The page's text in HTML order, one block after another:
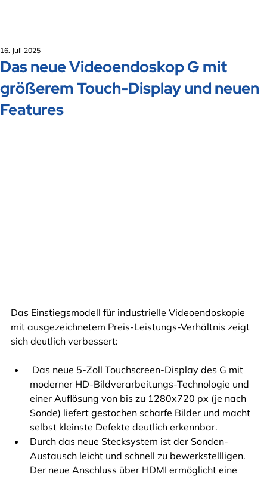
Das neue Videoendoskop G mit
größerem Touch-Display und neuen
Features
16. Juli 2025
Das Einstiegsmodell für industrielle Videoendoskopie
mit ausgezeichnetem Preis-Leistungs-Verhältnis zeigt
sich deutlich verbessert:
moderner HD-Bildverarbeitungs-Technologie und
einer Auflösung von bis zu 1280x720 px (je nach
Sonde) liefert gestochen scharfe Bilder und macht
selbst kleinste Defekte deutlich erkennbar.
Durch das neue Stecksystem ist der Sonden-
Austausch leicht und schnell zu bewerkstellligen.
Der neue Anschluss über HDMI ermöglicht eine